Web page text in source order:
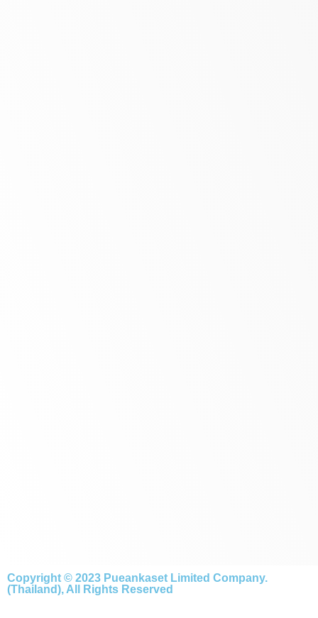
Copyright © 2023 Pueankaset Limited Company.
(Thailand), All Rights Reserved